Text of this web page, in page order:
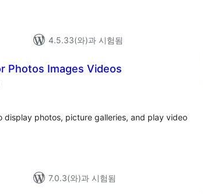
4.5.33(와)과 시험됨
Photos Images Videos
display photos, picture galleries, and play video
7.0.3(와)과 시험됨